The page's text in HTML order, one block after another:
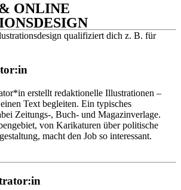
ONLINE
qualifiziert dich z. B. für
erstellt redaktionelle Illustrationen –
Text begleiten. Ein typisches
Zeitungs-, Buch- und Magazinverlage.
von Karikaturen über politische
macht den Job so interessant.